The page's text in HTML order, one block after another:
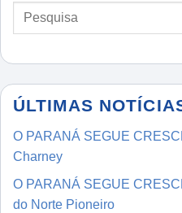
ÚLTIMAS
O PARANÁ SEGUE
Charney
O PARANÁ SEGUE
do Norte Pioneiro